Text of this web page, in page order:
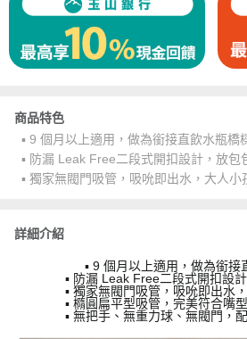
商品特色
▪ 9 個月以上適⽤，做為銜接直飲水瓶橋
▪ 防漏 Leak Free⼆段式開扣設計，放包
▪ 獨家無閥門吸管，吸吮即出水，⼤⼈⼩
詳細介紹
▪ 9 個月以上適⽤，做為銜接
▪ 防漏 Leak Free⼆段式開扣設
▪ 獨家無閥門吸管，吸吮即出水
▪ 橢圓扁平型吸管，完美符合嘴
▪ 無把⼿、無重⼒球、無閥門，